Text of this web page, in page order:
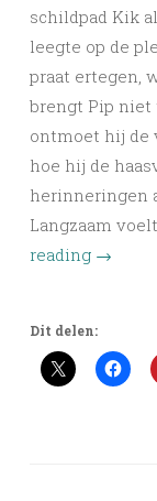
schildpad Kik
leegte op de
praat ertegen,
brengt Pip niet
ontmoet hij de
hoe hij de
herinneringen
Langzaam
reading →
Dit delen: